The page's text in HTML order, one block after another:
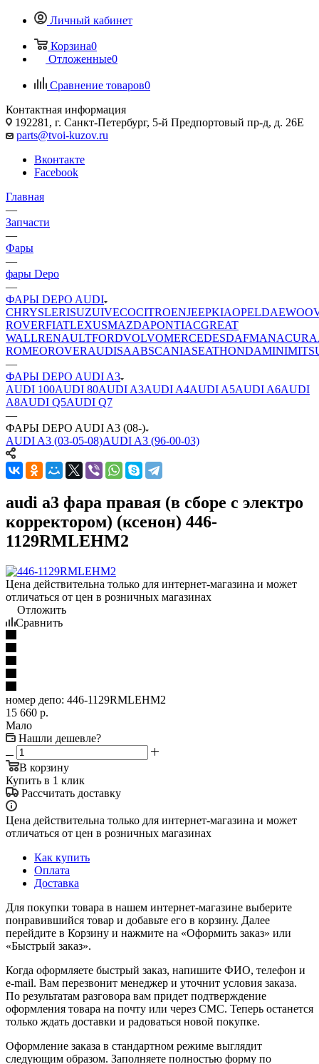
Личный кабинет
Корзина0
Отложенные0
Сравнение товаров0
Контактная информация
192281, г. Санкт-Петербург, 5-й Предпортовый пр-д, д. 26Е
parts@tvoi-kuzov.ru
Вконтакте
Facebook
Главная
—
Запчасти
—
Фары
—
фары Depo
—
ФАРЫ DEPO AUDI
CHRYSLERISUZUIVECOCITROENJEEPKIAOPELDAEWOO
ROVERFIATLEXUSMAZDAPONTIACGREAT
WALLRENAULTFORDVOLVOMERCEDESDAFMANACURA
ROMEOROVERAUDISAABSCANIASEATHONDAMINI
—
ФАРЫ DEPO AUDI A3
AUDI 100AUDI 80AUDI A3AUDI A4AUDI A5AUDI A6AUDI
A8AUDI Q5AUDI Q7
—
ФАРЫ DEPO AUDI A3 (08-)
AUDI A3 (03-05-08)AUDI A3 (96-00-03)
audi a3 фара правая (в сборе с электро
корректором) (ксенон) 446-
1129RMLEHM2
Цена действительна только для интернет-магазина и может
отличаться от цен в розничных магазинах
Отложить
Сравнить
номер депо: 446-1129RMLEHM2
15 660 р.
Мало
Нашли дешевле?
В корзину
Купить в 1 клик
Рассчитать доставку
Цена действительна только для интернет-магазина и может
отличаться от цен в розничных магазинах
Как купить
Оплата
Доставка
Для покупки товара в нашем интернет-магазине выберите
понравившийся товар и добавьте его в корзину. Далее
перейдите в Корзину и нажмите на «Оформить заказ» или
«Быстрый заказ».
Когда оформляете быстрый заказ, напишите ФИО, телефон и
e-mail. Вам перезвонит менеджер и уточнит условия заказа.
По результатам разговора вам придет подтверждение
оформления товара на почту или через СМС. Теперь останется
только ждать доставки и радоваться новой покупке.
Оформление заказа в стандартном режиме выглядит
следующим образом. Заполняете полностью форму по